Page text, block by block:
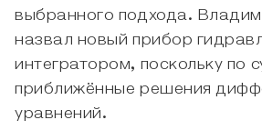
выбранного подхода.
назвал новый прибор
интегратором, поскольку по
приближённые решения
уравнений.